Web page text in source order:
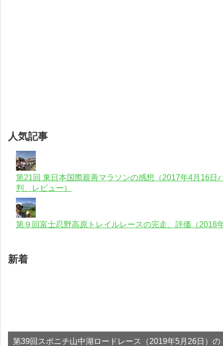
人気記事
第21回 東日本国際親善マラソンの感想（2017年4月16日
判、レビュー）
第９回富士忍野高原トレイルレースの完走、評価（2018
新着
第39回スポニチ山中湖ロードレース（2019年5月26日）の